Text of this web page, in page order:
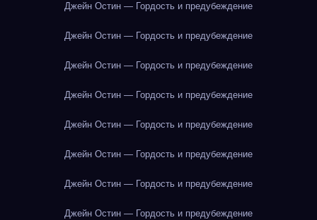
Джейн Остин — Гордость и предубеждение
Джейн Остин — Гордость и предубеждение
Джейн Остин — Гордость и предубеждение
Джейн Остин — Гордость и предубеждение
Джейн Остин — Гордость и предубеждение
Джейн Остин — Гордость и предубеждение
Джейн Остин — Гордость и предубеждение
Джейн Остин — Гордость и предубеждение